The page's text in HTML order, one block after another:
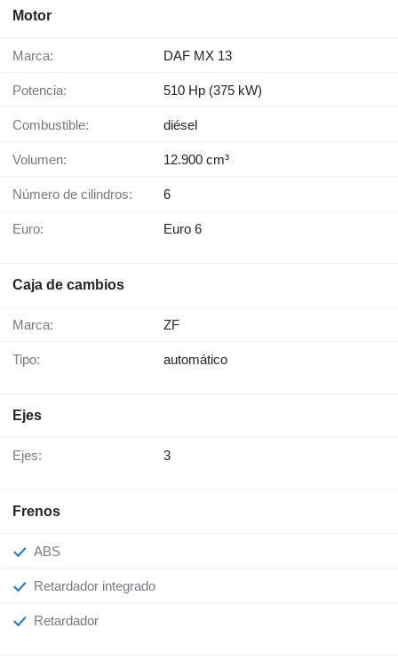
Motor
Marca: DAF MX 13
Potencia: 510 Hp (375 kW)
Combustible: diésel
Volumen: 12.900 cm³
Número de cilindros: 6
Euro: Euro 6
Caja de cambios
Marca: ZF
Tipo: automático
Ejes
Ejes: 3
Frenos
ABS
Retardador integrado
Retardador